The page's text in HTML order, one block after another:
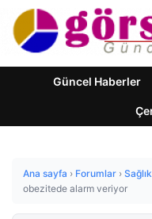
Güncel Haberler
Ana sayfa › Forumlar › Sağlık
obezitede alarm veriyor